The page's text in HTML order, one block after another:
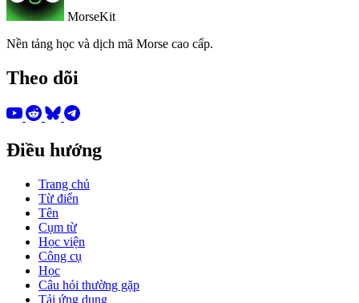
MorseKit
Nền tảng học và dịch mã Morse cao cấp.
Theo dõi
Điều hướng
Trang chủ
Từ điển
Tên
Cụm từ
Học viện
Công cụ
Học
Câu hỏi thường gặp
Tải ứng dụng